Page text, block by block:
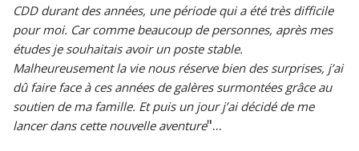
CDD durant des années, une période qui a été très difficile
pour moi. Car comme beaucoup de personnes, après mes
études je souhaitais avoir un poste stable.
Malheureusement la vie nous réserve bien des surprises, j’ai
dû faire face à ces années de galères surmontées grâce au
soutien de ma famille. Et puis un jour j’ai décidé de me
lancer dans cette nouvelle aventure"...